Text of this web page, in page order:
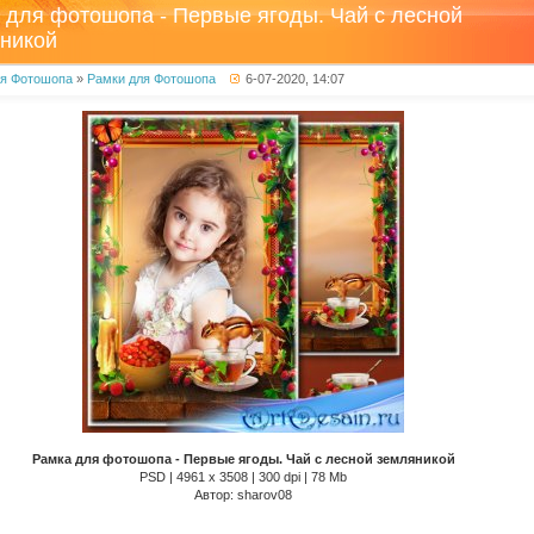
для фотошопа - Первые ягоды. Чай с лесной
Фотошопа » Рамки для Фотошопа 6-07-2020, 14:07
Рамка для фотошопа - Первые ягоды. Чай с лесной земляникой
PSD | 4961 х 3508 | 300 dpi | 78 Mb
Автор: sharov08